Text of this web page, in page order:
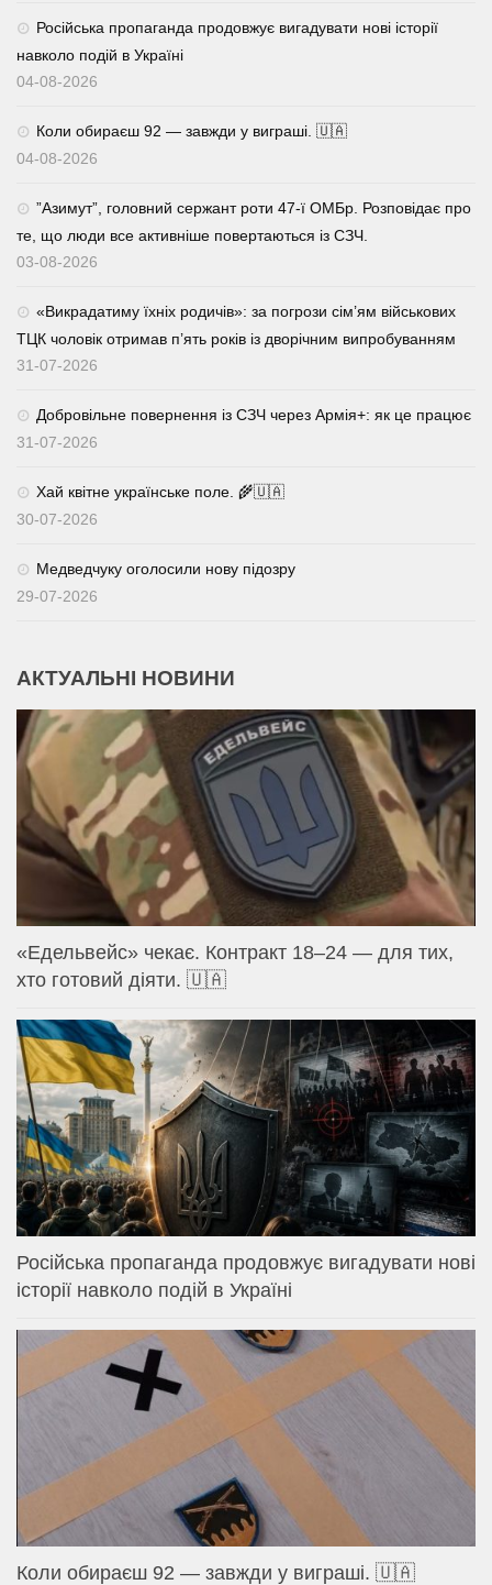
Російська пропаганда продовжує вигадувати нові історії
навколо подій в Україні
04-08-2026
Коли обираєш 92 — завжди у виграші. 🇺🇦
04-08-2026
⁨”Азимут”, головний сержант роти 47-ї ОМБр. Розповідає про
те, що люди все активніше повертаються із СЗЧ.
03-08-2026
«Викрадатиму їхніх родичів»: за погрози сім’ям військових
ТЦК чоловік отримав п’ять років із дворічним випробуванням
31-07-2026
Добровільне повернення із СЗЧ через Армія+: як це працює
31-07-2026
Хай квітне українське поле. 🌾🇺🇦
30-07-2026
Медведчуку оголосили нову підозру
29-07-2026
АКТУАЛЬНІ НОВИНИ
«Едельвейс» чекає. Контракт 18–24 — для тих,
хто готовий діяти. 🇺🇦
Російська пропаганда продовжує вигадувати нові
історії навколо подій в Україні
Коли обираєш 92 — завжди у виграші. 🇺🇦